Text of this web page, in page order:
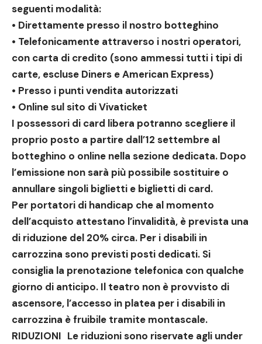
seguenti modalità:
• Direttamente presso il nostro botteghino
• Telefonicamente attraverso i nostri operatori,
con carta di credito (sono ammessi tutti i tipi di
carte, escluse Diners e American Express)
• Presso i punti vendita autorizzati
• Online sul sito di Vivaticket
I possessori di card libera potranno scegliere il
proprio posto a partire dall’12 settembre al
botteghino o online nella sezione dedicata. Dopo
l’emissione non sarà più possibile sostituire o
annullare singoli biglietti e biglietti di card.
Per portatori di handicap che al momento
dell’acquisto attestano l’invalidità, è prevista una
di riduzione del 20% circa. Per i disabili in
carrozzina sono previsti posti dedicati. Si
consiglia la prenotazione telefonica con qualche
giorno di anticipo. Il teatro non è provvisto di
ascensore, l’accesso in platea per i disabili in
carrozzina è fruibile tramite montascale.
RIDUZIONI Le riduzioni sono riservate agli under